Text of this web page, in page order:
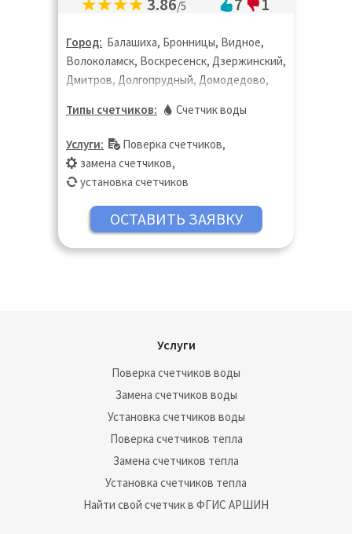
3.86/5 7 1
Город: Балашиха, Бронницы, Видное,
Волоколамск, Воскресенск, Дзержинский,
Дмитров, Долгопрудный, Домодедово,
Ивантеевка, Истра, Кашира, Клин,
Коломна, Королёв, Котельники,
Красногорск, Лобня, Лосино-Петровский,
Лыткарино, Люберцы, Можайск, Мытищи,
Наро-Фоминск, Озёры, Орехово-Зуево,
Павловский Посад, Подольск, Пушкино,
Раменское, Реутов, Руза, Сергиев Посад,
Серпухов, Солнечногорск, Ступино,
Типы счетчиков: Счетчик воды
Услуги: Поверка счетчиков,
замена счетчиков,
установка счетчиков
Услуги
Поверка счетчиков воды
Замена счетчиков воды
Установка счетчиков воды
Поверка счетчиков тепла
Замена счетчиков тепла
Установка счетчиков тепла
Найти свой счетчик в ФГИС АРШИН